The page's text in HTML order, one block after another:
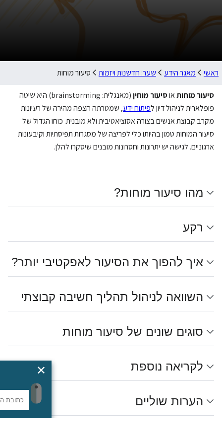
ראשי מאגר הידע שער: חדשנות ויזמות סיעור מוחות
סיעור מוחותאוסיעור מוחין
(מאנגלית: brainstorming) היא שיטה
פופלארית לניהול דיון לפיתוח ידע, שמטרתה הצפה מהירה של רעיונות
מקרב קבוצת אנשים בצורה אסוציאטיבית ולא מובנית. כוחו הגדול של
סיעור המוחות טמון בהיותו כלי לפריצה של מסגרות תפיסתיות וקיבעונות
ארגוניים. לגישה יש יתרונות וחסרונות מובנים שיסקרו להלן.
מהו סיעור מוחות?
רקע
איך להפוך את הסיעור לאפקטיבי יותר?
השוואה לניהול תהליך חשיבה קבוצתי
סוגים שונים של סיעור מוחות
לקריאה נוספת
הערות שוליים
✕ איך נשארים מעודכנים?